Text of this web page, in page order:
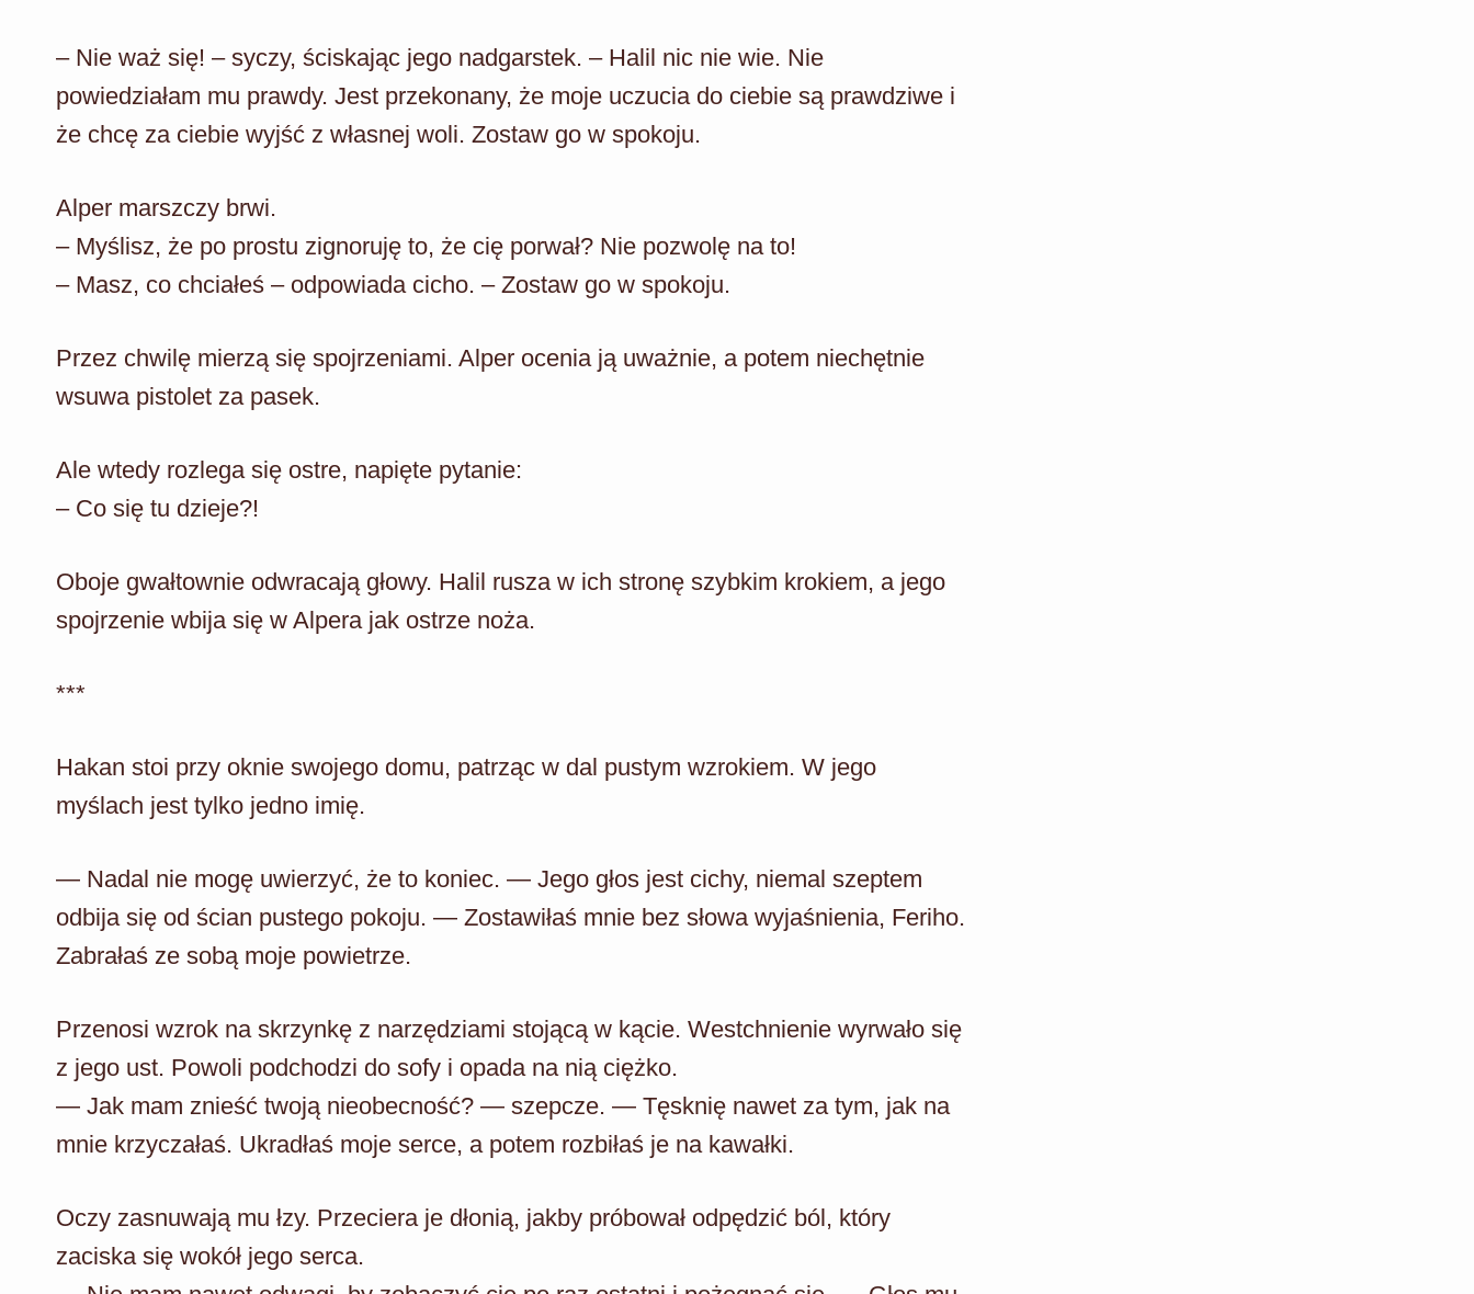
– Nie waż się! – syczy, ściskając jego nadgarstek. – Halil nic nie wie. Nie
powiedziałam mu prawdy. Jest przekonany, że moje uczucia do ciebie są prawdziwe i
że chcę za ciebie wyjść z własnej woli. Zostaw go w spokoju.
Alper marszczy brwi.
– Myślisz, że po prostu zignoruję to, że cię porwał? Nie pozwolę na to!
– Masz, co chciałeś – odpowiada cicho. – Zostaw go w spokoju.
Przez chwilę mierzą się spojrzeniami. Alper ocenia ją uważnie, a potem niechętnie
wsuwa pistolet za pasek.
Ale wtedy rozlega się ostre, napięte pytanie:
– Co się tu dzieje?!
Oboje gwałtownie odwracają głowy. Halil rusza w ich stronę szybkim krokiem, a jego
spojrzenie wbija się w Alpera jak ostrze noża.
***
Hakan stoi przy oknie swojego domu, patrząc w dal pustym wzrokiem. W jego
myślach jest tylko jedno imię.
— Nadal nie mogę uwierzyć, że to koniec. — Jego głos jest cichy, niemal szeptem
odbija się od ścian pustego pokoju. — Zostawiłaś mnie bez słowa wyjaśnienia, Feriho.
Zabrałaś ze sobą moje powietrze.
Przenosi wzrok na skrzynkę z narzędziami stojącą w kącie. Westchnienie wyrwało się
z jego ust. Powoli podchodzi do sofy i opada na nią ciężko.
— Jak mam znieść twoją nieobecność? — szepcze. — Tęsknię nawet za tym, jak na
mnie krzyczałaś. Ukradłaś moje serce, a potem rozbiłaś je na kawałki.
Oczy zasnuwają mu łzy. Przeciera je dłonią, jakby próbował odpędzić ból, który
zaciska się wokół jego serca.